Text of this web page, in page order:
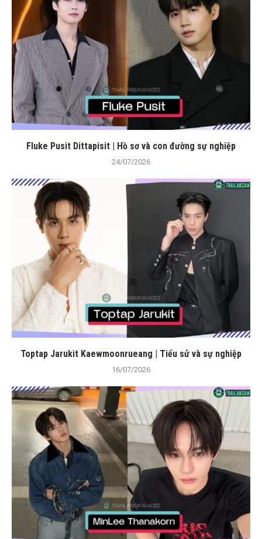
Fluke Pusit Dittapisit | Hồ sơ và con đường sự nghiệp
24/07/2026
Toptap Jarukit Kaewmoonrueang | Tiểu sử và sự nghiệp
16/07/2026